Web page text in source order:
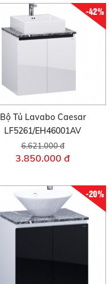
-42%
Bộ Tủ Lavabo Caesar
LF5261/EH46001AV
6.621.000 đ
3.850.000 đ
-20%